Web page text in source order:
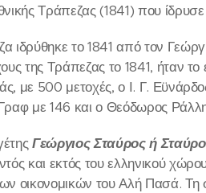
Τράπεζας (1841) που
ιδρύθηκε το 1841 από τον
της Τράπεζας το 1841, ήταν
με 500 μετοχές, ο Ι. Γ.
με 146 και ο Θεόδωρος
Γεώργιος Σταύρος ή
και εκτός του ελληνικού
οικονομικών του Αλή Πασά. Τη